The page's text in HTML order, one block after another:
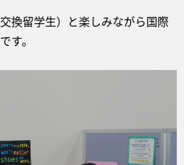
換留学生）と楽しみながら国際
す。